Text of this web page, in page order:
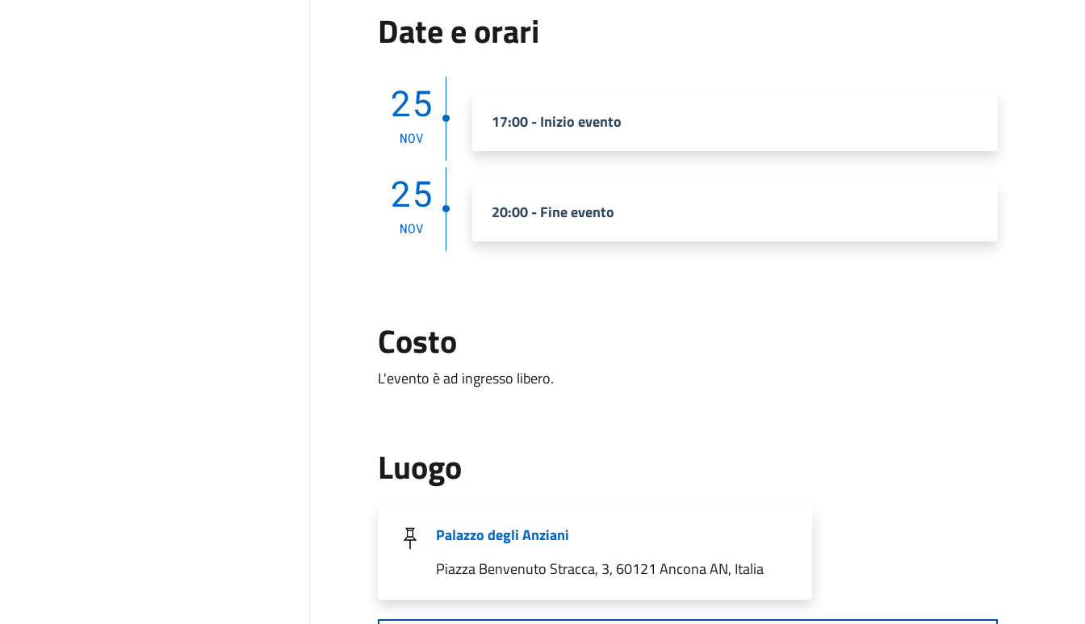
Date e orari
25
NOV
17:00 - Inizio evento
25
NOV
20:00 - Fine evento
Costo
L'evento è ad ingresso libero.
Luogo
Palazzo degli Anziani
Piazza Benvenuto Stracca, 3, 60121 Ancona AN, Italia